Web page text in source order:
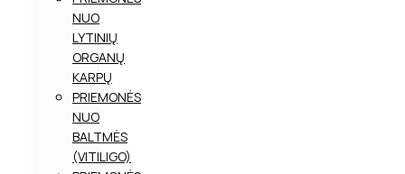
NUO
LYTINIŲ
ORGANŲ
KARPŲ
PRIEMONĖS
NUO
BALTMĖS
(VITILIGO)